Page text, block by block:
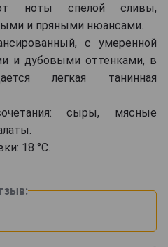
ноты спелой сливы,
и пряными нюансами.
с умеренной
и дубовыми оттенками, в
легкая танинная
сыры, мясные
18 °C.